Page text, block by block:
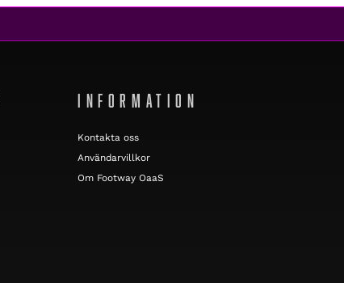
INFORMATION
Kontakta oss
Användarvillkor
Om Footway OaaS